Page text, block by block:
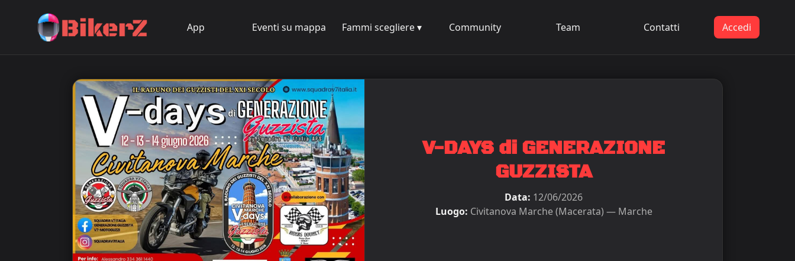
App Eventi su mappa Fammi scegliere ▾ Community Team Contatti Accedi
V-DAYS di GENERAZIONE
GUZZISTA
Data: 12/06/2026
Luogo: Civitanova Marche (Macerata) — Marche